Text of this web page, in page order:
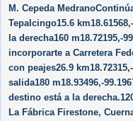
M. Cepeda
Tepalcingo15.6
la derecha160 m18.72195,-
incorporarte a Carretera
con peajes26.9
salida180 m18.93496,-
destino está a la
La Fábrica Firestone,